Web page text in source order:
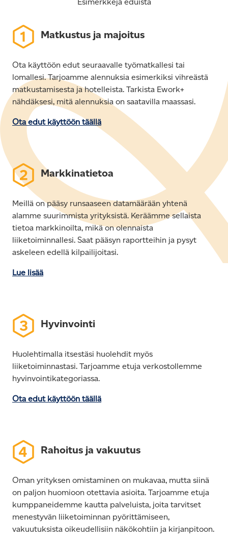
Matkustus ja majoitus
Ota käyttöön edut seuraavalle työmatkallesi tai
lomallesi. Tarjoamme alennuksia esimerkiksi vihreästä
matkustamisesta ja hotelleista. Tarkista Ework+
nähdäksesi, mitä alennuksia on saatavilla maassasi.
Ota edut käyttöön täällä
Markkinatietoa
Meillä on pääsy runsaaseen datamäärään yhtenä
alamme suurimmista yrityksistä. Keräämme sellaista
tietoa markkinoilta, mikä on olennaista
liiketoiminnallesi. Saat pääsyn raportteihin ja pysyt
askeleen edellä kilpailijoitasi.
Lue lisää
Hyvinvointi
Huolehtimalla itsestäsi huolehdit myös
liiketoiminnastasi. Tarjoamme etuja verkostollemme
hyvinvointikategoriassa.
Ota edut käyttöön täällä
Rahoitus ja vakuutus
Oman yrityksen omistaminen on mukavaa, mutta siinä
on paljon huomioon otettavia asioita. Tarjoamme etuja
kumppaneidemme kautta palveluista, joita tarvitset
menestyvän liiketoiminnan pyörittämiseen,
vakuutuksista oikeudellisiin näkökohtiin ja kirjanpitoon.